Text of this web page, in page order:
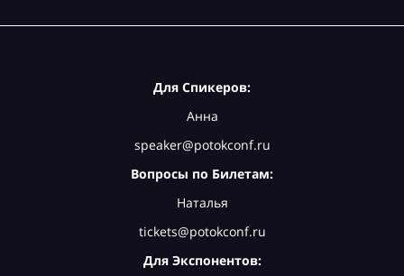
Для Спикеров:
Анна
speaker@potokconf.ru
Вопросы по Билетам:
Наталья
tickets@potokconf.ru
Для Экспонентов: